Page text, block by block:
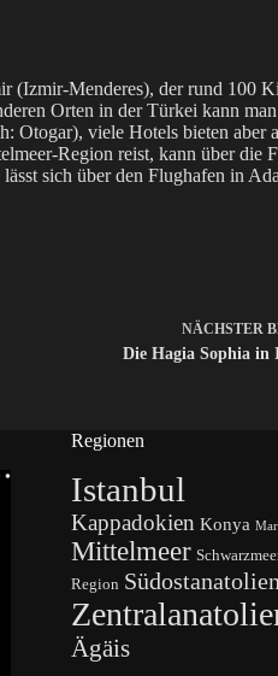
(Izmir-Menderes), der rund 100
Orten in der Türkei kann
Otogar), viele Hotels bieten aber
Region reist, kann über die
sich über den Flughafen in
NÄCHSTER
Die Hagia Sophia in
Regionen
Istanbul
Kappadokien Konya
Mittelmeer
Region Südostanatolien
Ägäis